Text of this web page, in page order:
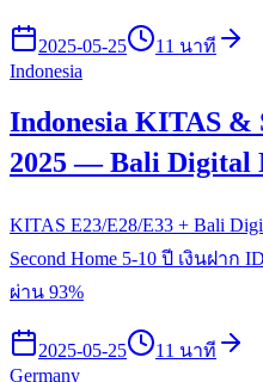
2025-05-25
11 นาที
Indonesia
Indonesia KITAS &
2025 — Bali Digital
KITAS E23/E28/E33 + Bali
Second Home 5-10 ปี เงินฝาก
ผ่าน 93%
2025-05-25
11 นาที
Germany